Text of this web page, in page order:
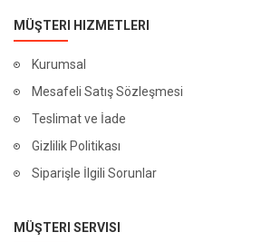
MÜŞTERI HIZMETLERI
Kurumsal
Mesafeli Satış Sözleşmesi
Teslimat ve İade
Gizlilik Politikası
Siparişle İlgili Sorunlar
MÜŞTERI SERVISI